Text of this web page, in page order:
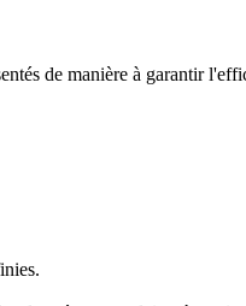
de manière à garantir